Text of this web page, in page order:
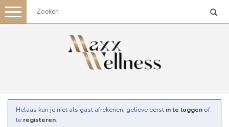
Toggle
navigation
Helaas kun je niet als gast afrekenen, gelieve eerst in te loggen of
te registeren.